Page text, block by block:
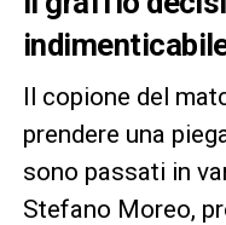
Il copione del
prendere una
sono passati in
Stefano Moreo,